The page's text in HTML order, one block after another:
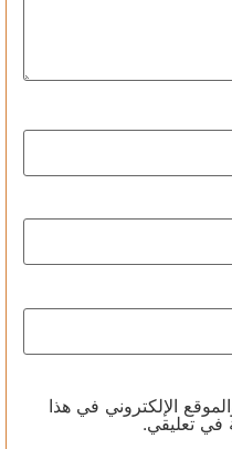
الإلكتروني في هذا
في تعليقي.